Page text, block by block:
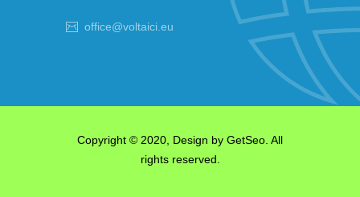
office@voltaici.eu
Copyright © 2020, Design by GetSeo . All
rights reserved.